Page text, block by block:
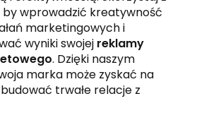
by wprowadzić kreatywność
marketingowych i
wyniki swojej reklamy
. Dzięki naszym
marka może zyskać na
trwałe relacje z